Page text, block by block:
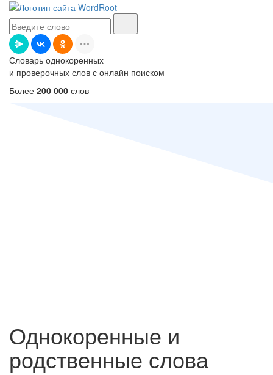
Словарь однокоренных
и проверочных слов с онлайн поиском
Более 200 000 слов
Однокоренные и
родственные слова